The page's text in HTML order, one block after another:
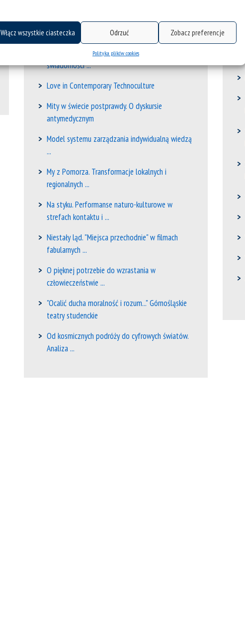
Włącz wszystkie ciasteczka Odrzuć Zobacz preferencje
Polityka plików cookies
Lekcja odpowiedzialności z Janem Józefem
Szczepańskim
Literatura ze stanowiska potrzeb życia. O
świadomości ...
Love in Contemporary Technoculture
Mity w świecie postprawdy. O dyskursie
antymedycznym
Model systemu zarządzania indywidualną wiedzą
...
My z Pomorza. Transformacje lokalnych i
regionalnych ...
Na styku. Performanse naturo-kulturowe w
strefach kontaktu i ...
Niestały ląd. "Miejsca przechodnie" w filmach
fabularnych ...
O pięknej potrzebie do wzrastania w
człowieczeństwie ...
"Ocalić ducha moralność i rozum..." Górnośląskie
teatry studenckie
Od kosmicznych podróży do cyfrowych światów.
Analiza ...